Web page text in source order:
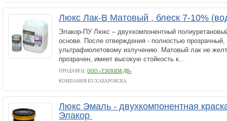
Люкс Лак-В Матовый , блеск 7-10%
Элакор-ПУ Люкс – двухкомпонентный
основе. После отверждения - полностью прозрачный,
ультрафиолетовому излучению. Матовый лак не
прозрачен, имеет высокую стойкость к...
ПРОДАВЕЦ: ООО «ТЭОХИМ-ДВ»
КОМПАНИЯ ИЗ ХАБАРОВСКА
Люкс Эмаль - двухкомпонентная
Элакор